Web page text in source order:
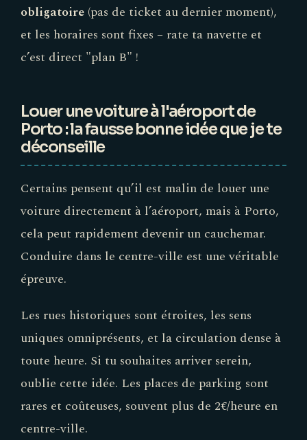
obligatoire (pas de ticket au dernier moment),
et les horaires sont fixes – rate ta navette et
c’est direct "plan B" !
Louer une voiture à l'aéroport de
Porto : la fausse bonne idée que je te
déconseille
Certains pensent qu’il est malin de louer une
voiture directement à l’aéroport, mais à Porto,
cela peut rapidement devenir un cauchemar.
Conduire dans le centre-ville est une véritable
épreuve.
Les rues historiques sont étroites, les sens
uniques omniprésents, et la circulation dense à
toute heure. Si tu souhaites arriver serein,
oublie cette idée. Les places de parking sont
rares et coûteuses, souvent plus de 2€/heure en
centre-ville.